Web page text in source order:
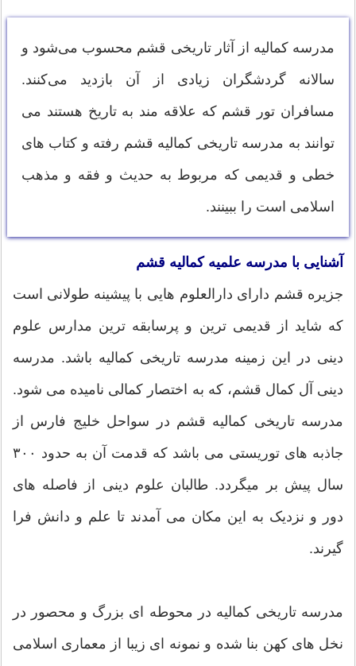
مدرسه کمالیه از آثار تاریخی قشم محسوب می‌شود و
سالانه گردشگران زیادی از آن بازدید می‌کنند.
مسافران تور قشم که علاقه مند به تاریخ هستند می
توانند به مدرسه تاریخی کمالیه قشم رفته و کتاب های
خطی و قدیمی که مربوط به حدیث و فقه و مذهب
اسلامی است را ببینند.
آشنایی با مدرسه علمیه کمالیه قشم
جزيره قشم دارای دارالعلوم هايى با پيشينه طولانی است
که شايد از قديمى ترين و پرسابقه ترين مدارس علوم
دينى در اين زمينه مدرسه تاريخى کماليه باشد. مدرسه
دينى آل کمال قشم، که به اختصار کمالى ناميده مى شود.
مدرسه تاریخی کمالیه قشم در سواحل خلیج فارس از
جاذبه های توریستی می باشد که قدمت آن به حدود ۳۰۰
سال پیش بر میگردد. طالبان علوم دینی از فاصله های
دور و نزدیک به این مکان می آمدند تا علم و دانش فرا
گیرند.
مدرسه تاريخى کماليه در محوطه اى بزرگ و محصور در
نخل هاى کهن بنا شده و نمونه اى زيبا از معمارى اسلامى